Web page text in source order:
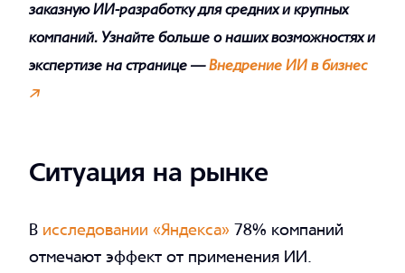
заказную ИИ-разработку для средних и крупных
компаний. Узнайте больше о наших возможностях и
экспертизе на странице —Внедрение ИИ в бизнес
🡥
Ситуация на рынке
В исследовании «Яндекса» 78% компаний
отмечают эффект от применения ИИ.